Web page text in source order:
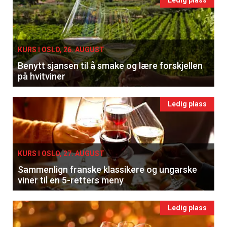
KURS I OSLO, 26. AUGUST
Benytt sjansen til å smake og lære forskjellen
på hvitviner
Ledig plass
KURS I OSLO, 27. AUGUST
Sammenlign franske klassikere og ungarske
viner til en 5-retters meny
Ledig plass